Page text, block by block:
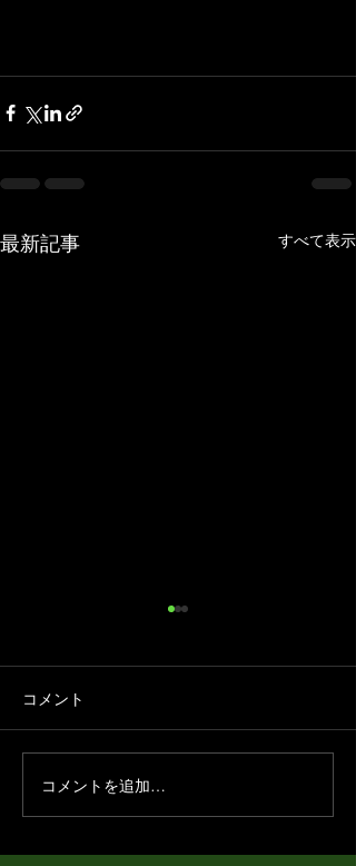
最新記事 すべて表示
AsiaWPA Annual Conference &
Award Ceremony 2026 -
Tokyo 4 Feb 2026
コメント
コメントを追加…